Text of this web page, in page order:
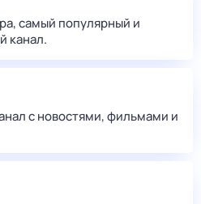
самый популярный и
канал.
с новостями, фильмами и